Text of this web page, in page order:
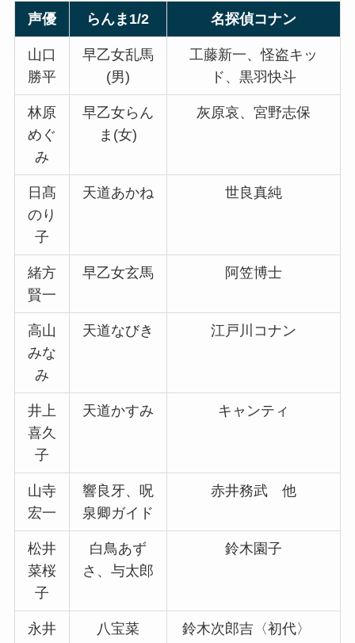
声優 らんま1/2 名探偵コナン
山口
勝平
早乙女乱馬
(男)
工藤新一、怪盗キッ
ド、黒羽快斗
林原
めぐ
み
早乙女らん
ま(女)
灰原哀、宮野志保
日髙
のり
子
天道あかね 世良真純
緒方
賢一
早乙女玄馬 阿笠博士
高山
みな
み
天道なびき 江戸川コナン
井上
喜久
子
天道かすみ キャンティ
山寺
宏一
響良牙、呪
泉卿ガイド
赤井務武 他
松井
菜桜
子
白鳥あず
さ、与太郎
鈴木園子
永井 八宝菜 鈴木次郎吉〈初代〉